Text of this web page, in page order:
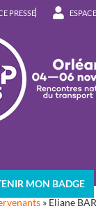
PRESSE
MON BADGE
» Eliane